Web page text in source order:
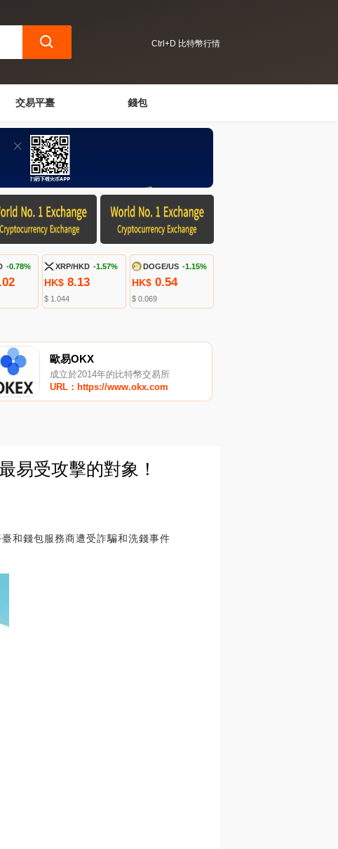
Ctrl+D 比特幣行情
交易平臺 錢包
-0.78% XRP/HKD -1.57%
HK$ 8.13
$ 1.044
DOGE/US -1.15%
HK$ 0.54
$ 0.069
歐易OKX
成立於2014年的比特幣交易所
URL：https://www.okx.com
易受攻擊的對象！
和錢包服務商遭受詐騙和洗錢事件